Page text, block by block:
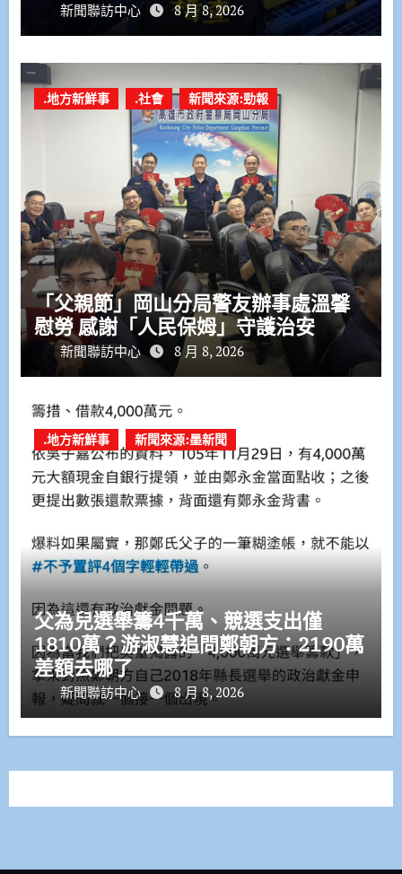
新聞聯訪中心 8 月 8, 2026
.地方新鮮事 .社會 新聞來源:勁報
「父親節」岡山分局警友辦事處溫馨
慰勞 感謝「人民保姆」守護治安
新聞聯訪中心 8 月 8, 2026
.地方新鮮事 新聞來源:墨新聞
父為兒選舉籌4千萬、競選支出僅
1810萬？游淑慧追問鄭朝方：2190萬
差額去哪了
新聞聯訪中心 8 月 8, 2026